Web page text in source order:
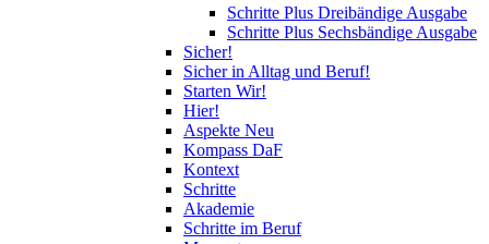
Schritte Plus Dreibändige Ausgabe
Schritte Plus Sechsbändige Ausgabe
Sicher!
Sicher in Alltag und Beruf!
Starten Wir!
Hier!
Aspekte Neu
Kompass DaF
Kontext
Schritte
Akademie
Schritte im Beruf